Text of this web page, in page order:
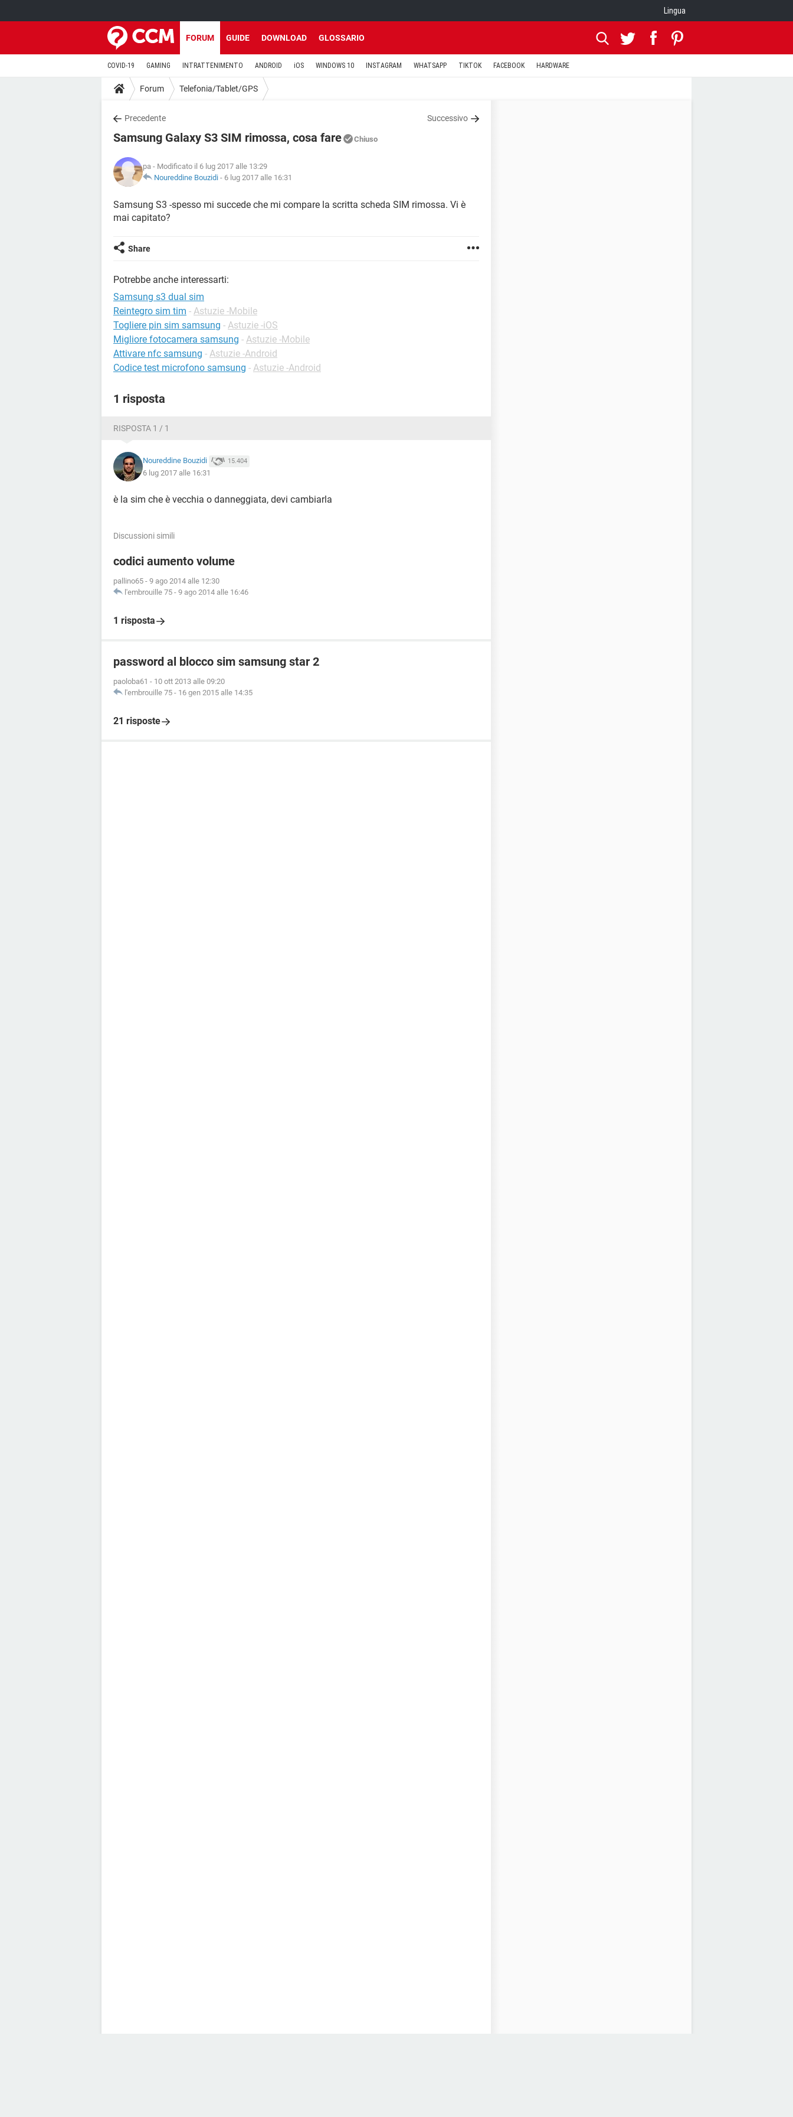
Lingua
FORUM GUIDE DOWNLOAD GLOSSARIO
COVID-19 GAMING INTRATTENIMENTO ANDROID iOS WINDOWS 10 INSTAGRAM WHATSAPP TIKTOK FACEBOOK HARDWARE
Forum Telefonia/Tablet/GPS
Precedente Successivo
Samsung Galaxy S3 SIM rimossa, cosa fare Chiuso
pa - Modificato il 6 lug 2017 alle 13:29
Noureddine Bouzidi - 6 lug 2017 alle 16:31
Samsung S3 -spesso mi succede che mi compare la scritta scheda SIM rimossa. Vi è
mai capitato?
Share
Potrebbe anche interessarti:
Samsung s3 dual sim
Reintegro sim tim - Astuzie -Mobile
Togliere pin sim samsung - Astuzie -iOS
Migliore fotocamera samsung - Astuzie -Mobile
Attivare nfc samsung - Astuzie -Android
Codice test microfono samsung - Astuzie -Android
1 risposta
RISPOSTA 1 / 1
Noureddine Bouzidi 15.404
6 lug 2017 alle 16:31
è la sim che è vecchia o danneggiata, devi cambiarla
Discussioni simili
codici aumento volume
pallino65 - 9 ago 2014 alle 12:30
l'embrouille 75 - 9 ago 2014 alle 16:46
1 risposta
password al blocco sim samsung star 2
paoloba61 - 10 ott 2013 alle 09:20
l'embrouille 75 - 16 gen 2015 alle 14:35
21 risposte